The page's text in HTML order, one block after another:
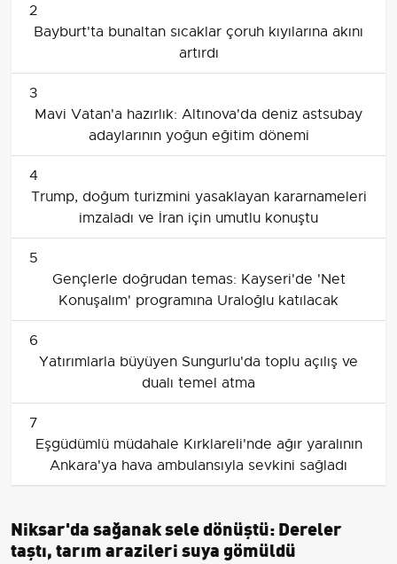
2
Bayburt'ta bunaltan sıcaklar çoruh kıyılarına akını
artırdı
3
Mavi Vatan'a hazırlık: Altınova'da deniz astsubay
adaylarının yoğun eğitim dönemi
4
Trump, doğum turizmini yasaklayan kararnameleri
imzaladı ve İran için umutlu konuştu
5
Gençlerle doğrudan temas: Kayseri'de 'Net
Konuşalım' programına Uraloğlu katılacak
6
Yatırımlarla büyüyen Sungurlu'da toplu açılış ve
dualı temel atma
7
Eşgüdümlü müdahale Kırklareli'nde ağır yaralının
Ankara'ya hava ambulansıyla sevkini sağladı
Niksar'da sağanak sele dönüştü: Dereler
taştı, tarım arazileri suya gömüldü